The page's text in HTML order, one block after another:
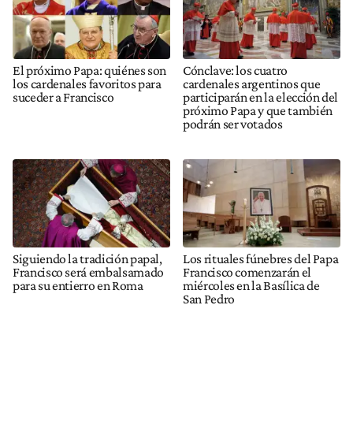
El próximo Papa: quiénes son
los cardenales favoritos para
suceder a Francisco
Cónclave: los cuatro
cardenales argentinos que
participarán en la elección del
próximo Papa y que también
podrán ser votados
Siguiendo la tradición papal,
Francisco será embalsamado
para su entierro en Roma
Los rituales fúnebres del Papa
Francisco comenzarán el
miércoles en la Basílica de
San Pedro